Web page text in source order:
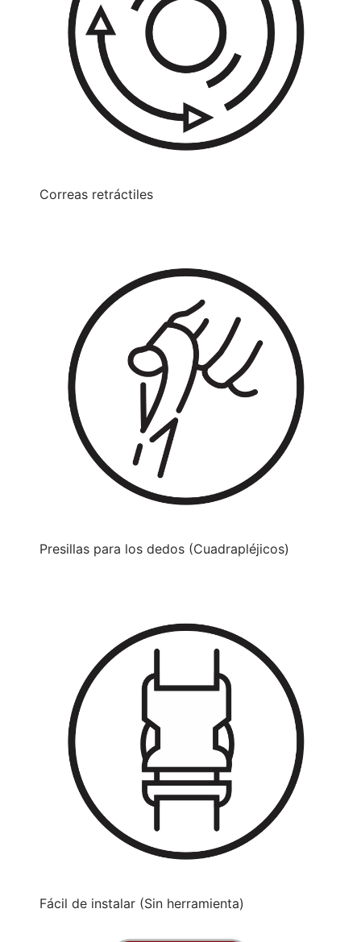
Correas retráctiles
Presillas para los dedos (Cuadrapléjicos)
Fácil de instalar (Sin herramienta)